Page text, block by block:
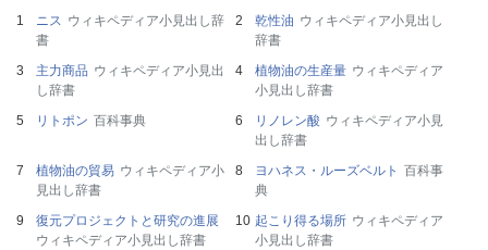
ニス ウィキペディア小見出し辞
書
乾性油 ウィキペディア小見出し
辞書
主力商品 ウィキペディア小見出
し辞書
植物油の生産量 ウィキペディア
小見出し辞書
リトポン 百科事典 リノレン酸 ウィキペディア小見
出し辞書
植物油の貿易 ウィキペディア小
見出し辞書
ヨハネス・ルーズベルト 百科事
典
復元プロジェクトと研究の進展
ウィキペディア小見出し辞書
起こり得る場所 ウィキペディア
小見出し辞書